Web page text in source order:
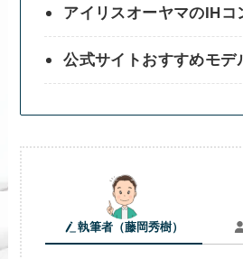
アイリスオーヤマのIHコ
公式サイトおすすめモデ
執筆者（藤岡秀樹）